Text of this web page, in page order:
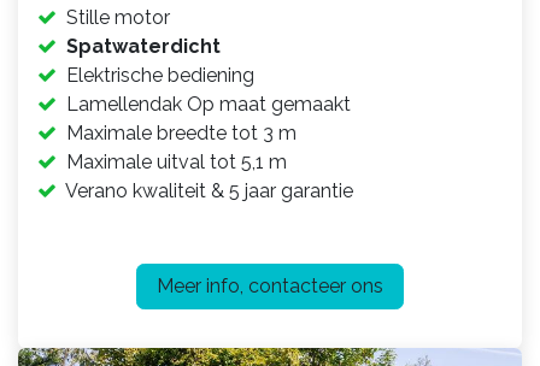
Stille motor
Spatwaterdicht
Elektrische bediening
Lamellendak Op maat gemaakt
Maximale breedte tot 3 m
Maximale uitval tot 5,1 m
Verano kwaliteit & 5 jaar garantie
Meer info, contacteer ons